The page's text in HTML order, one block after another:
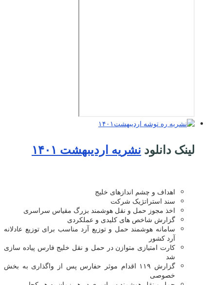
لینک دانلود نشریه اردیبهشت ۱۴۰۱
اهداف و چشم اندازهای خلیج
سند استراتژیک شرکت
اخذ مجوز حمل و نقل هوشمند بزرگ مقیاس سراسری
گزارش شاخص های کلیدی و عملکردی
سامانه هوشمند حمل و توزیع آرد مناسب برای توزیع عادلانه
آرد کشور
کارت امتیازی متوازن در حمل و نقل خلیج فارس پیاده سازی
شد
گزارش ۱۱۹ اقدام موثر حفارس پس از واگذاری به بخش
خصوصی